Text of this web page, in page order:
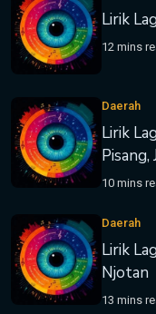
Lirik
12 mins
Daerah
Lirik
Pisang,
10 mins
Daerah
Lirik
Njotan
13 mins